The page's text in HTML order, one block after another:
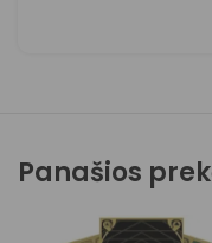
Panašios